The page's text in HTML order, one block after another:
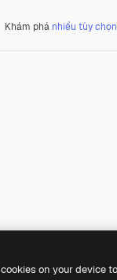
Khám phá nhiều tùy
on your device